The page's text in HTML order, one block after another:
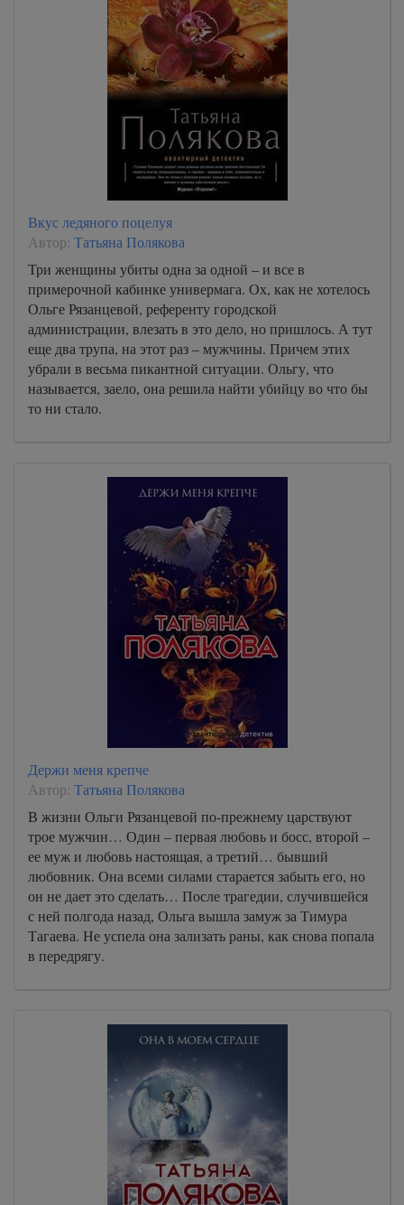
Вкус ледяного поцелуя
Автор: Татьяна Полякова
Три женщины убиты одна за одной – и все в
примерочной кабинке универмага. Ох, как не хотелось
Ольге Рязанцевой, референту городской
администрации, влезать в это дело, но пришлось. А тут
еще два трупа, на этот раз – мужчины. Причем этих
убрали в весьма пикантной ситуации. Ольгу, что
называется, заело, она решила найти убийцу во что бы
то ни стало.
Держи меня крепче
Автор: Татьяна Полякова
В жизни Ольги Рязанцевой по-прежнему царствуют
трое мужчин… Один – первая любовь и босс, второй –
ее муж и любовь настоящая, а третий… бывший
любовник. Она всеми силами старается забыть его, но
он не дает это сделать… После трагедии, случившейся
с ней полгода назад, Ольга вышла замуж за Тимура
Тагаева. Не успела она зализать раны, как снова попала
в передрягу.